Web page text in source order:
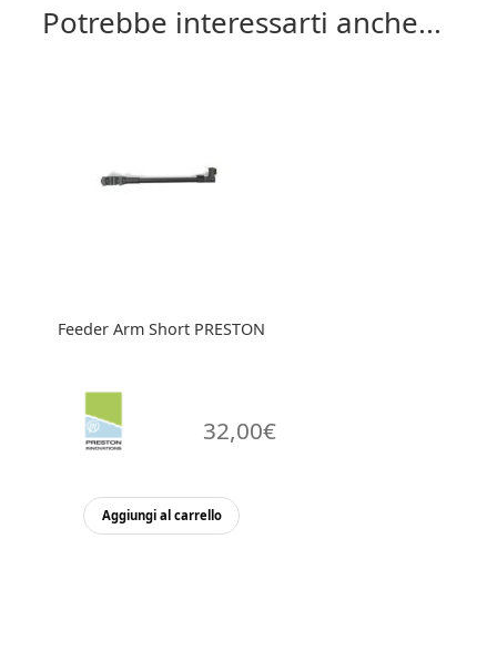
Potrebbe interessarti anche...
Feeder Arm Short PRESTON
32,00€
Aggiungi al carrello